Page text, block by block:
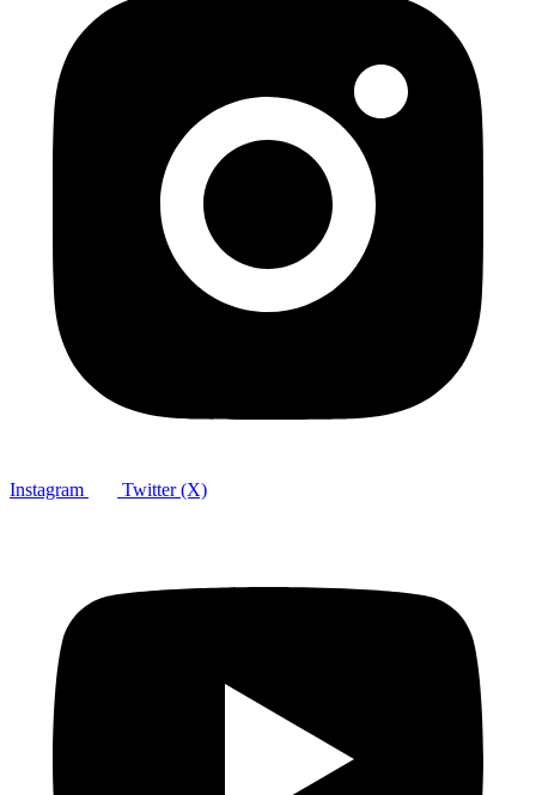
Instagram Twitter (X)